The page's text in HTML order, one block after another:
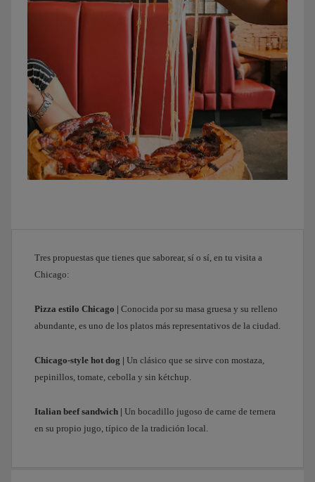
están
horneadas
en
moldes.
Después
de
haber
visitados
ciudad,
al
para
descansar
mañana
nos
espera
Tres propuestas que tienes que saborear, sí o sí, en tu visita a
Chicago:
Pizza estilo Chicago | Conocida por su masa gruesa y su relleno
abundante, es uno de los platos más representativos de la ciudad.
Chicago-style hot dog | Un clásico que se sirve con mostaza,
pepinillos, tomate, cebolla y sin kétchup.
Italian beef sandwich | Un bocadillo jugoso de carne de ternera
en su propio jugo, típico de la tradición local.